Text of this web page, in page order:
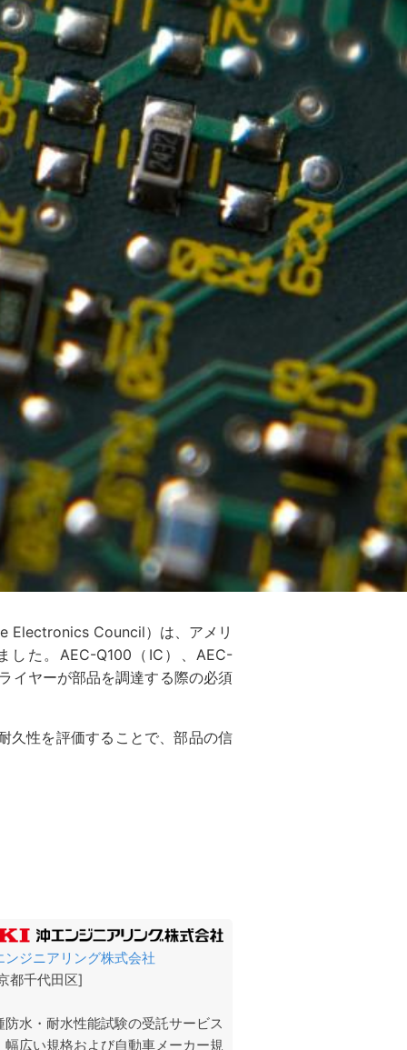
Electronics Council）は、アメリ
た。AEC-Q100（IC）、AEC-
イヤーが部品を調達する際の必須
久性を評価することで、部品の信
ンジニアリング株式会社
都千代田区]
防水・耐水性能試験の受託サービス
幅広い規格および自動車メーカー規